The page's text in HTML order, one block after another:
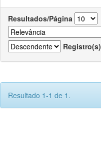
Resultados/Página
Registro(s)
Resultado 1-1 de 1.